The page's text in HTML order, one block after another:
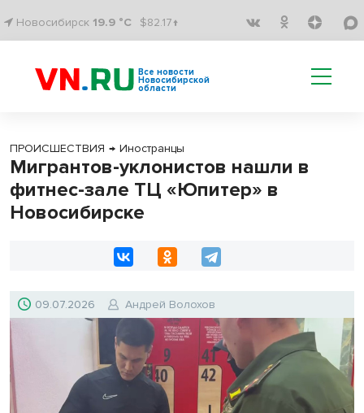
Новосибирск 19.9 °C $82.17↑
Все новости
Новосибирской
области
ПРОИСШЕСТВИЯ → Иностранцы
Мигрантов-уклонистов нашли в
фитнес-зале ТЦ «Юпитер» в
Новосибирске
09.07.2026 Андрей Волохов